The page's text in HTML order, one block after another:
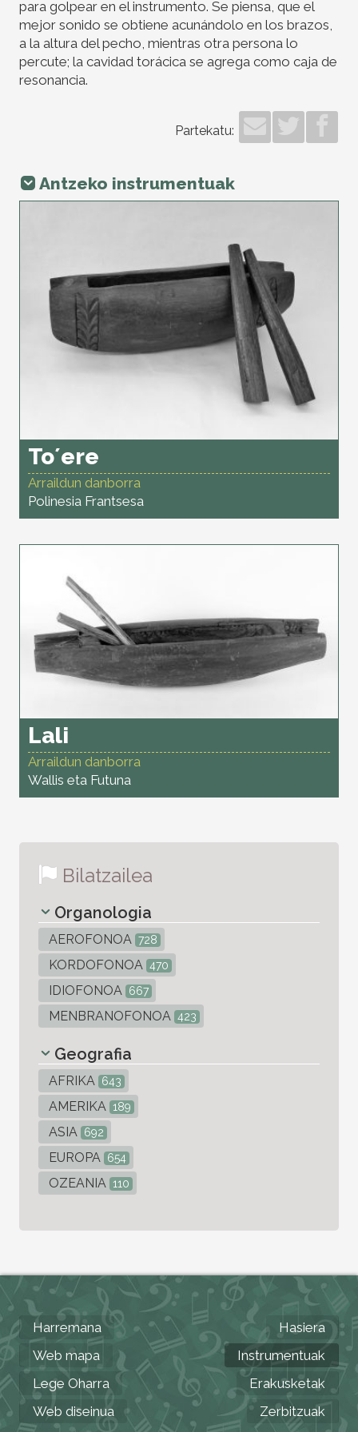
para golpear en el instrumento. Se piensa, que el
mejor sonido se obtiene acunándolo en los brazos,
a la altura del pecho, mientras otra persona lo
percute; la cavidad torácica se agrega como caja de
resonancia.
Partekatu:
Antzeko instrumentuak
To´ere
Arraildun danborra
Polinesia Frantsesa
Lali
Arraildun danborra
Wallis eta Futuna
Bilatzailea
Organologia
AEROFONOA 728
KORDOFONOA 470
IDIOFONOA 667
MENBRANOFONOA 423
Geografia
AFRIKA 643
AMERIKA 189
ASIA 692
EUROPA 654
OZEANIA 110
Harremana
Web mapa
Lege Oharra
Web diseinua
Hasiera
Instrumentuak
Erakusketak
Zerbitzuak